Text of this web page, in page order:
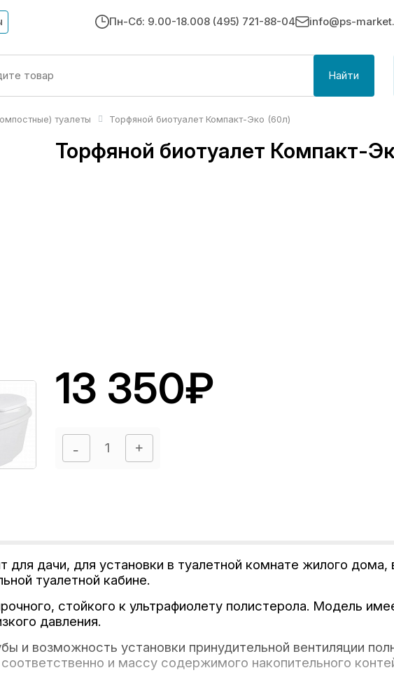
Пн-Сб: 9.00-18.008 (495) 721-88-04 info@ps-
Найти
туалеты Торфяной биотуалет Компакт-Эко (60л)
Торфяной биотуалет Компакт-
13 350₽
дачи, для установки в туалетной комнате жилого дома,
туалетной кабине.
стойкого к ультрафиолету полистерола. Модель
давления.
и возможность установки принудительной вентиляции
и массу содержимого накопительного